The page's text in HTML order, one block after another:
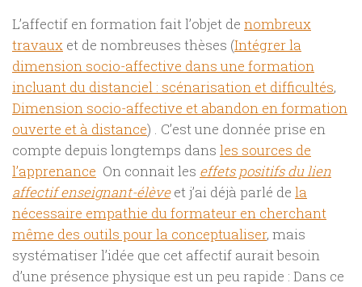
L’affectif en formation fait l’objet de nombreux
travaux et de nombreuses thèses (Intégrer la
dimension socio-affective dans une formation
incluant du distanciel : scénarisation et difficultés,
Dimension socio-affective et abandon en formation
ouverte et à distance) . C’est une donnée prise en
compte depuis longtemps dans les sources de
l’apprenance On connait les effets positifs du lien
affectif enseignant-élèveet j’ai déjà parlé de la
nécessaire empathie du formateur en cherchant
même des outils pour la conceptualiser, mais
systématiser l’idée que cet affectif aurait besoin
d’une présence physique est un peu rapide : Dans ce